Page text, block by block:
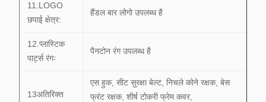
11.LOGO
छपाई क्षेत्र:
हैंडल बार लोगो उपलब्ध है
12.प्लास्टिक
पार्ट्स रंगः
पैनटोन रंग उपलब्ध है
13अतिरिक्त
एस हुक, सीट सुरक्षा बेल्ट, निचले कोने रक्षक, बेस
फ्रंट रक्षक, शीर्ष टोकरी फ्रेम कवर,